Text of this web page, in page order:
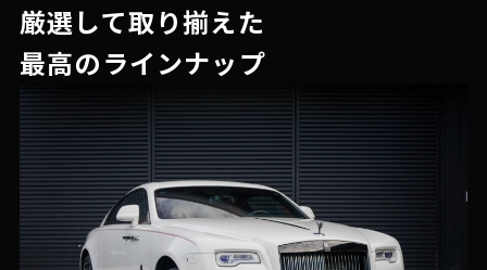
厳選して取り揃えた
最高のラインナップ